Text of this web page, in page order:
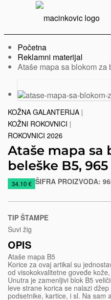
Početna
Reklamni materijal
Trenutno:
Ataše mapa sa blokom za
Prethodni
slajd
Sledeći
slajd
KOŽNA GALANTERIJA |
KOŽNI ROKOVNICI |
ROKOVNICI 2026
Ataše mapa sa
beleške B5, 965
https://www.macinkovic.rs/
sa-
blokom-
za-
beleske-
b5-
965
34.10 € ŠIFRA PROIZVODA:
TIP ŠTAMPE
Suvi žig
OPIS
Ataše mapa B5
Korice za ovaj artikal su
od visokokvalitetne goveđe
Unutra je zamenljivi blok B5
leve strane korica se nalazi
podsetnike, kartice, i sl. Na sam